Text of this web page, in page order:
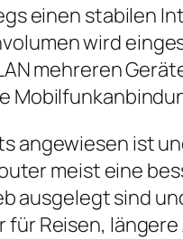
einen stabilen
wird
mehreren
angewiesen ist
meist eine
ausgelegt sind
für Reisen,